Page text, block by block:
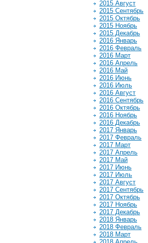
2015 Август
2015 Сентябрь
2015 Октябрь
2015 Ноябрь
2015 Декабрь
2016 Январь
2016 Февраль
2016 Март
2016 Апрель
2016 Май
2016 Июнь
2016 Июль
2016 Август
2016 Сентябрь
2016 Октябрь
2016 Ноябрь
2016 Декабрь
2017 Январь
2017 Февраль
2017 Март
2017 Апрель
2017 Май
2017 Июнь
2017 Июль
2017 Август
2017 Сентябрь
2017 Октябрь
2017 Ноябрь
2017 Декабрь
2018 Январь
2018 Февраль
2018 Март